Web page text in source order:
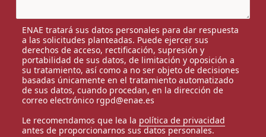
ENAE tratará sus datos personales para dar respuesta
a las solicitudes planteadas. Puede ejercer sus
derechos de acceso, rectificación, supresión y
portabilidad de sus datos, de limitación y oposición a
su tratamiento, así como a no ser objeto de decisiones
basadas únicamente en el tratamiento automatizado
de sus datos, cuando procedan, en la dirección de
correo electrónico rgpd@enae.es
Le recomendamos que lea la política de privacidad
antes de proporcionarnos sus datos personales.